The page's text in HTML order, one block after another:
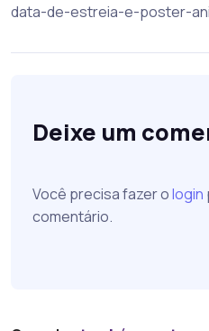
data-de-estreia-e-poster-
Deixe um
Você precisa fazer ologin
comentário.